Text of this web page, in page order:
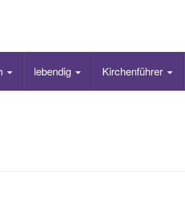
lebendig Kirchenführer